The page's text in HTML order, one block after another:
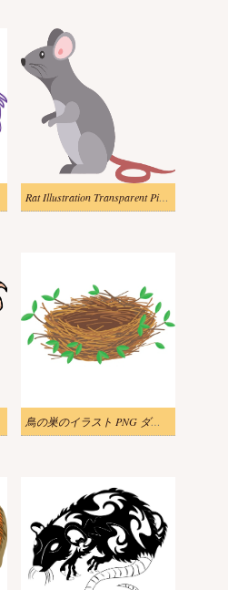
Rat Illustration Transparent Picture
鳥の巣のイラスト PNG ダウンロード